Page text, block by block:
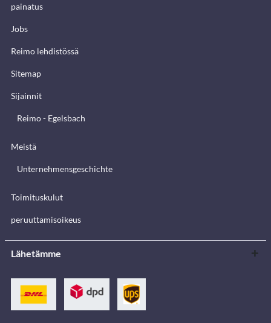
painatus
Jobs
Reimo lehdistössä
Sitemap
Sijainnit
Reimo - Egelsbach
Meistä
Unternehmensgeschichte
Toimituskulut
peruuttamisoikeus
Lähetämme